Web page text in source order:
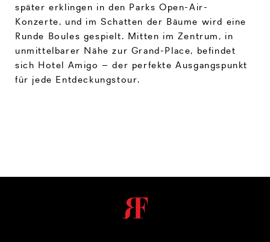
später erklingen in den Parks Open-Air-
Konzerte, und im Schatten der Bäume wird eine
Runde Boules gespielt. Mitten im Zentrum, in
unmittelbarer Nähe zur Grand-Place, befindet
sich Hotel Amigo – der perfekte Ausgangspunkt
für jede Entdeckungstour.